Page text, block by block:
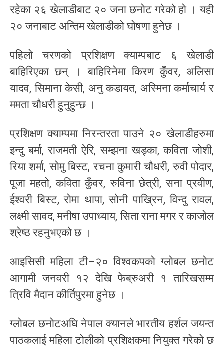
रहेका २६ खेलाडीबाट २० जना छनोट गरेको हो । यही
२० जनाबाट अन्तिम खेलाडीको घोषणा हुनेछ ।
पहिलो चरणको प्रशिक्षण क्याम्पबाट ६ खेलाडी
बाहिरिएका छन् । बाहिरिनेमा किरण कुँवर, अलिसा
यादव, सिमाना केसी, अनु कडायत, अस्मिना कर्माचार्य र
ममता चौधरी हुनुहुन्छ ।
प्रशिक्षण क्याम्पमा निरन्तरता पाउने २० खेलाडीहरुमा
इन्दु बर्मा, राजमती ऐरि, सम्झना खड्का, कविता जोशी,
रिया शर्मा, सोमु बिस्ट, रचना कुमारी चौधरी, रुवी पोदार,
पूजा महतो, कविता कुँवर, रुविना छेत्री, सना प्रवीण,
ईश्वरी बिस्ट, रोमा थापा, सोनी पाख्रिन, विन्दु रावल,
लक्ष्मी सावद, मनीषा उपाध्याय, सिता राना मगर र काजोल
श्रेष्ठ रहनुभएको छ ।
आइसिसी महिला टी–२० विश्वकपको ग्लोबल छनोट
आगामी जनवरी १२ देखि फेब्रुअरी १ तारिखसम्म
त्रिवि मैदान कीर्तिपुरमा हुनेछ ।
ग्लोबल छनोटअघि नेपाल क्यानले भारतीय हर्शल जयन्त
पाठकलाई महिला टोलीको प्रशिक्षकमा नियुक्त गरेको छ